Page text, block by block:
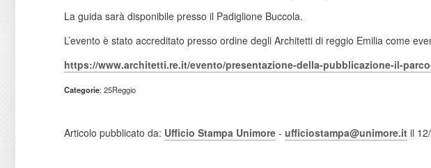
La guida sarà disponibile presso il Padiglione Buccola.
L’evento è stato accreditato presso ordine degli Architetti di reggio Emilia come
https://www.architetti.re.it/evento/presentazione-della-pubblicazione-il-
Categorie: 25Reggio
Articolo pubblicato da: Ufficio Stampa Unimore - ufficiostampa@unimore.it il